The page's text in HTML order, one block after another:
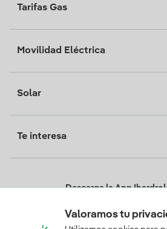
Tarifas Gas
Movilidad Eléctrica
Solar
Te interesa
Descarga la App
Valoramos tu